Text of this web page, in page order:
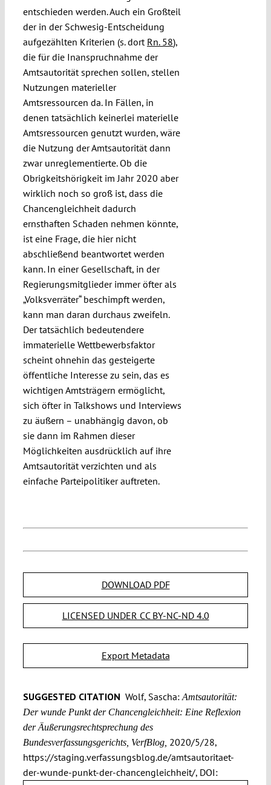
entschieden werden. Auch ein Großteil
der in der Schwesig-Entscheidung
aufgezählten Kriterien (s. dort Rn. 58),
die für die Inanspruchnahme der
Amtsautorität sprechen sollen, stellen
Nutzungen materieller
Amtsressourcen da. In Fällen, in
denen tatsächlich keinerlei materielle
Amtsressourcen genutzt wurden, wäre
die Nutzung der Amtsautorität dann
zwar unreglementierte. Ob die
Obrigkeitshörigkeit im Jahr 2020 aber
wirklich noch so groß ist, dass die
Chancengleichheit dadurch
ernsthaften Schaden nehmen könnte,
ist eine Frage, die hier nicht
abschließend beantwortet werden
kann. In einer Gesellschaft, in der
Regierungsmitglieder immer öfter als
„Volksverräter“ beschimpft werden,
kann man daran durchaus zweifeln.
Der tatsächlich bedeutendere
immaterielle Wettbewerbsfaktor
scheint ohnehin das gesteigerte
öffentliche Interesse zu sein, das es
wichtigen Amtsträgern ermöglicht,
sich öfter in Talkshows und Interviews
zu äußern – unabhängig davon, ob
sie dann im Rahmen dieser
Möglichkeiten ausdrücklich auf ihre
Amtsautorität verzichten und als
einfache Parteipolitiker auftreten.
DOWNLOAD PDF
LICENSED UNDER CC BY-NC-ND 4.0
Export Metadata
SUGGESTED CITATION Wolf, Sascha:Amtsautorität:
Der wunde Punkt der Chancengleichheit: Eine Reflexion
der Äußerungsrechtsprechung des
Bundesverfassungsgerichts, VerfBlog, 2020/5/28,
https://staging.verfassungsblog.de/amtsautoritaet-
der-wunde-punkt-der-chancengleichheit/, DOI: